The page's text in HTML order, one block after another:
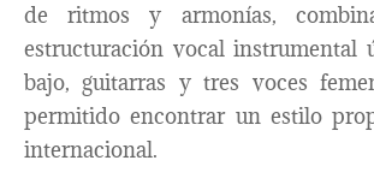
de ritmos y armonías,
estructuración vocal instrumental
bajo, guitarras y tres voces
permitido encontrar un estilo
internacional.